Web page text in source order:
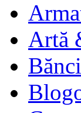
Artă